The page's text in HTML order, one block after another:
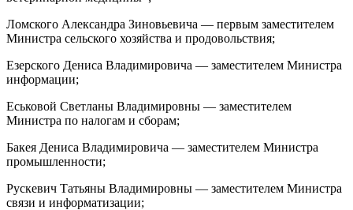
Ломского Александра Зиновьевича — первым заместителем
Министра сельского хозяйства и продовольствия;
Езерского Дениса Владимировича — заместителем Министра
информации;
Еськовой Светланы Владимировны — заместителем
Министра по налогам и сборам;
Бакея Дениса Владимировича — заместителем Министра
промышленности;
Рускевич Татьяны Владимировны — заместителем Министра
связи и информатизации;